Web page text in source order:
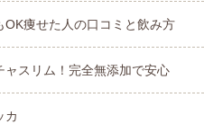
痩せた人の口コミと飲み方
スリム！完全無添加で安心
カ